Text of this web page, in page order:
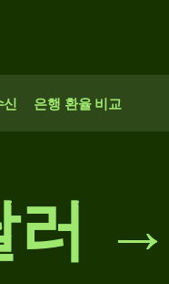
신 은행 환율 비교
러